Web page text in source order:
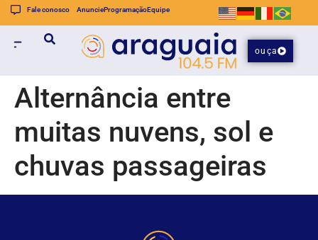
Fale conosco AnuncieProgramaçãoEquipe
ouça
Alternância entre
muitas nuvens, sol e
chuvas passageiras